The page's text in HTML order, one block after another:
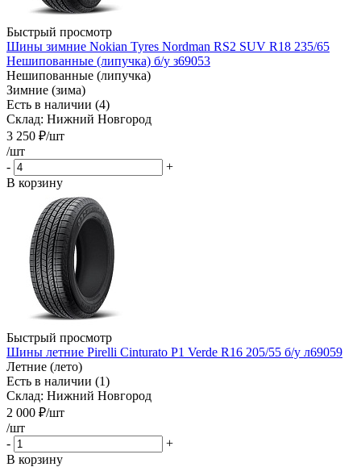
Быстрый просмотр
Шины зимние Nokian Tyres Nordman RS2 SUV R18 235/65
Нешипованные (липучка) б/у з69053
Нешипованные (липучка)
Зимние (зима)
Есть в наличии (4)
Склад: Нижний Новгород
3 250 ₽/шт
/шт
-
+
В корзину
Быстрый просмотр
Шины летние Pirelli Cinturato P1 Verde R16 205/55 б/у л69059
Летние (лето)
Есть в наличии (1)
Склад: Нижний Новгород
2 000 ₽/шт
/шт
-
+
В корзину